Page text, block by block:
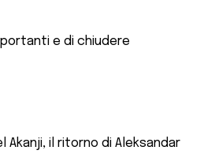
e di chiudere
il ritorno di Aleksandar